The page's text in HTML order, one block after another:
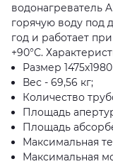
водонагреватель
горячую воду под
год и работает
+90°С.
Размер
Вес - 69,56 кг;
Количество
Площадь
Площадь
Максимальная
Максимальная